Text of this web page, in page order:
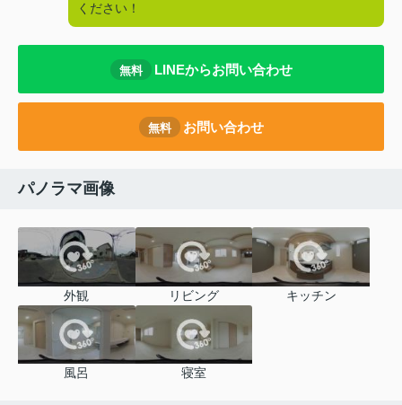
ください！
無料 LINEからお問い合わせ
無料 お問い合わせ
パノラマ画像
外観 リビング キッチン
風呂 寝室